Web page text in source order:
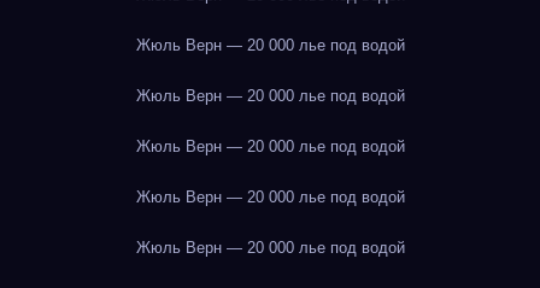
Жюль Верн — 20 000 лье под водой
Жюль Верн — 20 000 лье под водой
Жюль Верн — 20 000 лье под водой
Жюль Верн — 20 000 лье под водой
Жюль Верн — 20 000 лье под водой